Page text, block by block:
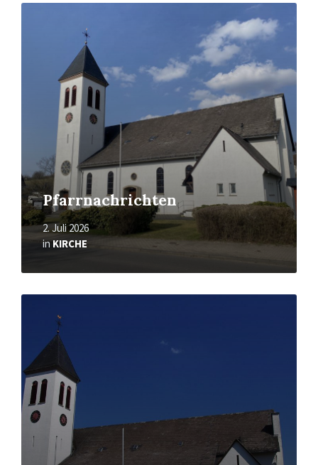
Pfarrnachrichten
2. Juli 2026
inKIRCHE
Mehr
Mehr
erfahren